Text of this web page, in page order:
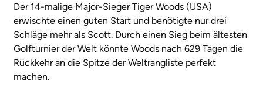
Der 14-malige Major-Sieger Tiger Woods (USA)
erwischte einen guten Start und benötigte nur drei
Schläge mehr als Scott. Durch einen Sieg beim ältesten
Golfturnier der Welt könnte Woods nach 629 Tagen die
Rückkehr an die Spitze der Weltrangliste perfekt
machen.